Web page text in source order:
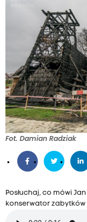
Fot. Damian Radziak
Posłuchaj, co mówi
konserwator zabytków